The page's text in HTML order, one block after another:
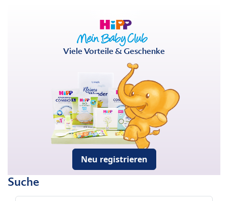
Viele Vorteile & Geschenke
Neu registrieren
Suche